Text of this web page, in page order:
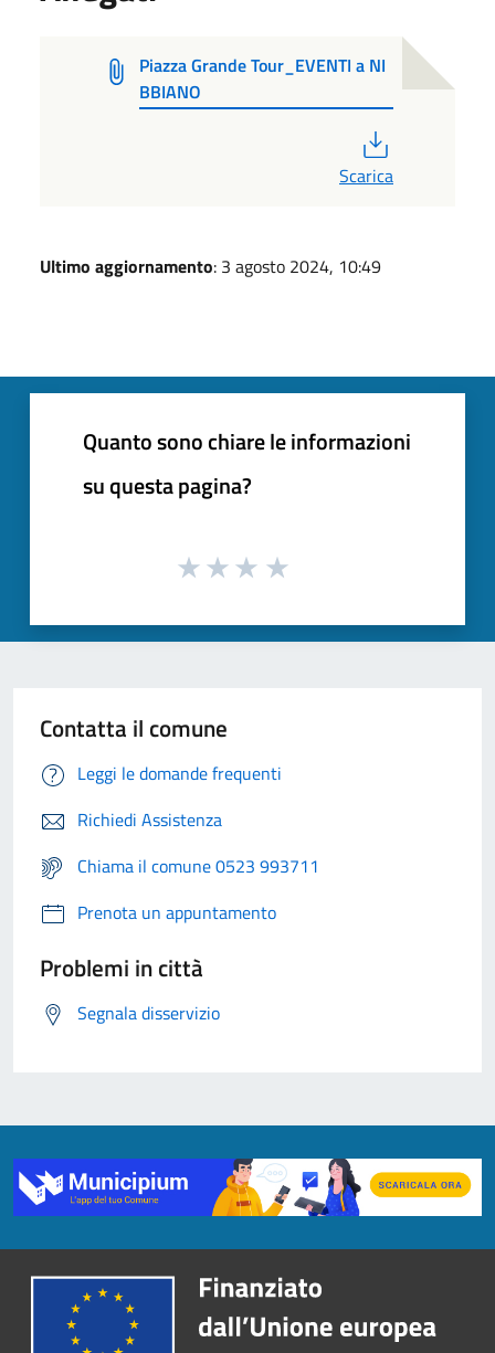
Piazza Grande Tour_EVENTI a NI
BBIANO
Scarica
Ultimo aggiornamento: 3 agosto 2024, 10:49
Quanto sono chiare le informazioni
su questa pagina?
Contatta il comune
Leggi le domande frequenti
Richiedi Assistenza
Chiama il comune 0523 993711
Prenota un appuntamento
Problemi in città
Segnala disservizio